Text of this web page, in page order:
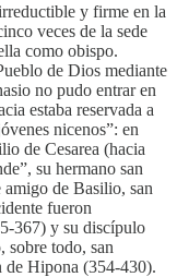
y firme en la
veces de la sede
como obispo.
de Dios mediante
no pudo entrar en
estaba reservada a
nicenos”: en
de Cesarea (hacia
su hermano san
de Basilio, san
fueron
367) y su discípulo
sobre todo, san
Hipona (354-430).